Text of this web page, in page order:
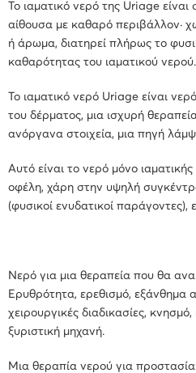
Το ιαματικό νερό της Uriage
αίθουσα με καθαρό περιβάλλον·
ή άρωμα, διατηρεί πλήρως το
καθαρότητας του ιαματικού νερού.
Το ιαματικό νερό Uriage είναι
του δέρματος, μια ισχυρή
ανόργανα στοιχεία, μια πηγή
Αυτό είναι το νερό μόνο
οφέλη, χάρη στην υψηλή
(φυσικοί ενυδατικοί παράγοντες),
Νερό για μια θεραπεία που θα
Ερυθρότητα, ερεθισμό, εξάνθημα
χειρουργικές διαδικασίες,
ξυριστική μηχανή.
Μια θεραπία νερού για